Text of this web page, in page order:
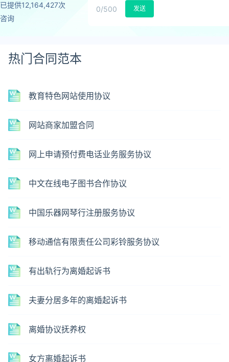
已提供12,164,427次
咨询
0/500 发送
热门合同范本
教育特色网站使用协议
网站商家加盟合同
网上申请预付费电话业务服务协议
中文在线电子图书合作协议
中国乐器网琴行注册服务协议
移动通信有限责任公司彩铃服务协议
有出轨行为离婚起诉书
夫妻分居多年的离婚起诉书
离婚协议抚养权
女方离婚起诉书